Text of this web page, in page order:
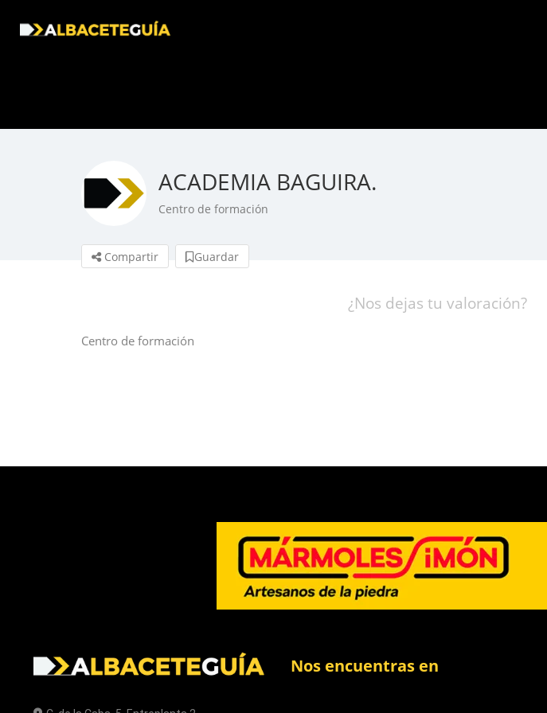
ACADEMIA BAGUIRA.
Centro de formación
Compartir Guardar
¿Nos dejas tu valoración?
Centro de formación
Nos encuentras en